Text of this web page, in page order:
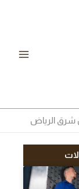
شرق الرياض